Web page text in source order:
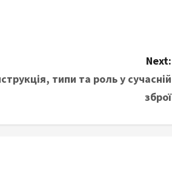
Next:
типи та роль у сучасній
зброї